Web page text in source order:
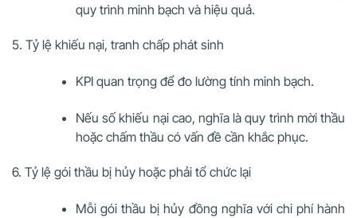
quy trình minh bạch và hiệu quả.
5. Tỷ lệ khiếu nại, tranh chấp phát sinh
KPI quan trọng để đo lường tính minh bạch.
Nếu số khiếu nại cao, nghĩa là quy trình mời thầu
hoặc chấm thầu có vấn đề cần khắc phục.
6. Tỷ lệ gói thầu bị hủy hoặc phải tổ chức lại
Mỗi gói thầu bị hủy đồng nghĩa với chi phí hành